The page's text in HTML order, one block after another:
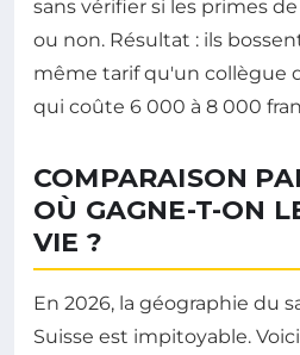
sans vérifier si les primes
ou non. Résultat : ils
même tarif qu'un collègue
qui coûte 6 000 à 8 000
COMPARAISON
OÙ GAGNE-T-ON
VIE ?
En 2026, la géographie du
Suisse est impitoyable.